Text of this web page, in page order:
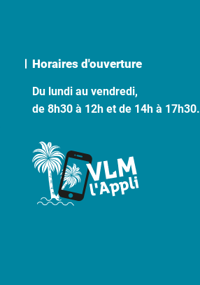
Horaires d'ouverture
Du lundi au vendredi,
de 8h30 à 12h et de 14h à 17h30.